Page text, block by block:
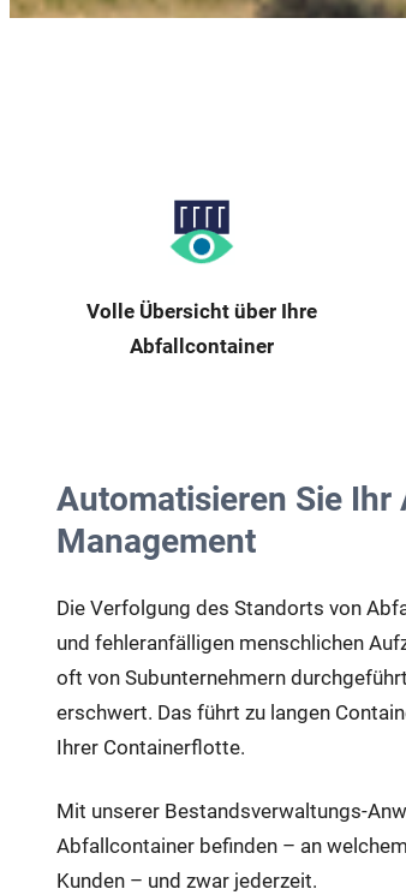
Volle Übersicht über Ihre
Abfallcontainer
Automatisieren Sie
Management
Die Verfolgung des Standorts von
und fehleranfälligen menschlichen
oft von Subunternehmern
erschwert. Das führt zu langen
Ihrer Containerflotte.
Mit unserer Bestandsverwaltungs-
Abfallcontainer befinden – an
Kunden – und zwar jederzeit.